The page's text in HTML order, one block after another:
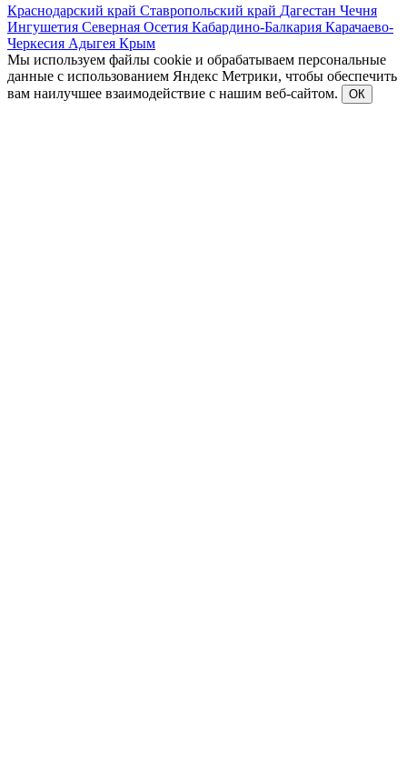
Краснодарский край Ставропольский край Дагестан Чечня
Ингушетия Северная Осетия Кабардино-Балкария Карачаево-
Черкесия Адыгея Крым
Мы используем файлы cookie и обрабатываем персональные
данные с использованием Яндекс Метрики, чтобы обеспечить
вам наилучшее взаимодействие с нашим веб-сайтом.
ОК